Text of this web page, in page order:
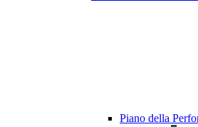
Piano della